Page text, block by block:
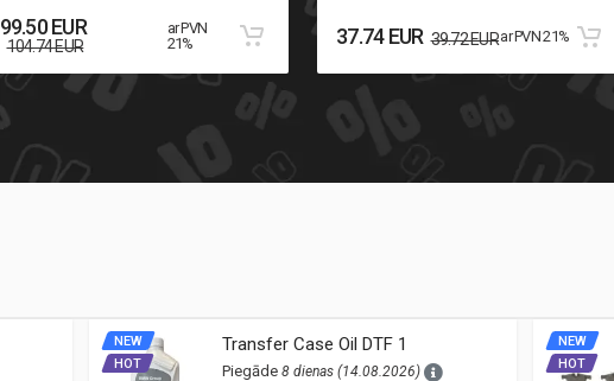
99.50 EUR
104.74 EUR
ar PVN
21%
37.74 EUR 39.72 EURar PVN 21%
NEW
HOT
Transfer Case Oil DTF 1
Piegāde 8 dienas (14.08.2026)
NEW
HOT